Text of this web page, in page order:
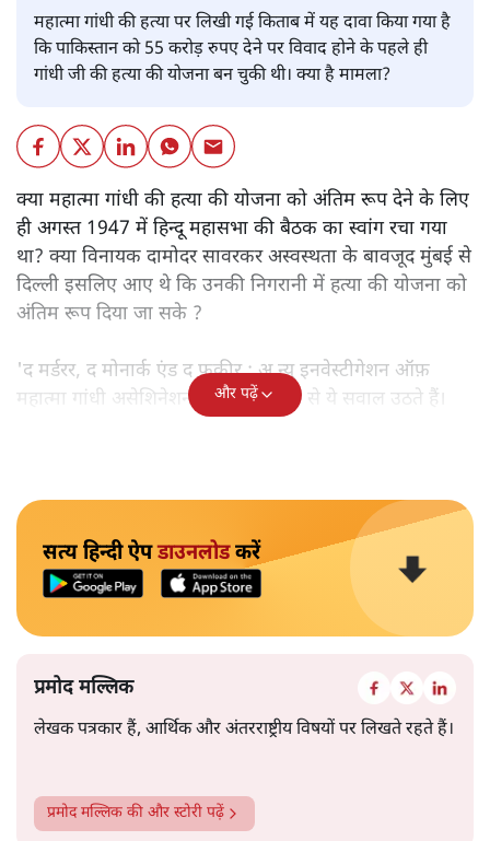
महात्मा गांधी की हत्या पर लिखी गई किताब में यह दावा किया गया है
कि पाकिस्तान को 55 करोड़ रुपए देने पर विवाद होने के पहले ही
गांधी जी की हत्या की योजना बन चुकी थी। क्या है मामला?
क्या महात्मा गांधी की हत्या की योजना को अंतिम रूप देने के लिए
ही अगस्त 1947 में हिन्दू महासभा की बैठक का स्वांग रचा गया
था? क्या विनायक दामोदर सावरकर अस्वस्थता के बावजूद मुंबई से
दिल्ली इसलिए आए थे कि उनकी निगरानी में हत्या की योजना को
अंतिम रूप दिया जा सके ?
'द मर्डरर, द मोनार्क एंड द फ़कीर : अ न्यू इनवेस्टीगेशन ऑफ़
महात्मा गांधी असेशिनेशन' नामक किताब से ये सवाल उठते हैं।
और पढ़ें
सत्य हिन्दी ऐपडाउनलोडकरें
प्रमोद मल्लिक
लेखक पत्रकार हैं, आर्थिक और अंतरराष्ट्रीय विषयों पर लिखते रहते हैं।
प्रमोद मल्लिक की और स्टोरी पढ़ें